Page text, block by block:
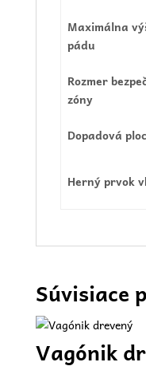
Maximálna
pádu
Rozmer
zóny
Dopadová
Herný prvok
Súvisiace
Vagónik